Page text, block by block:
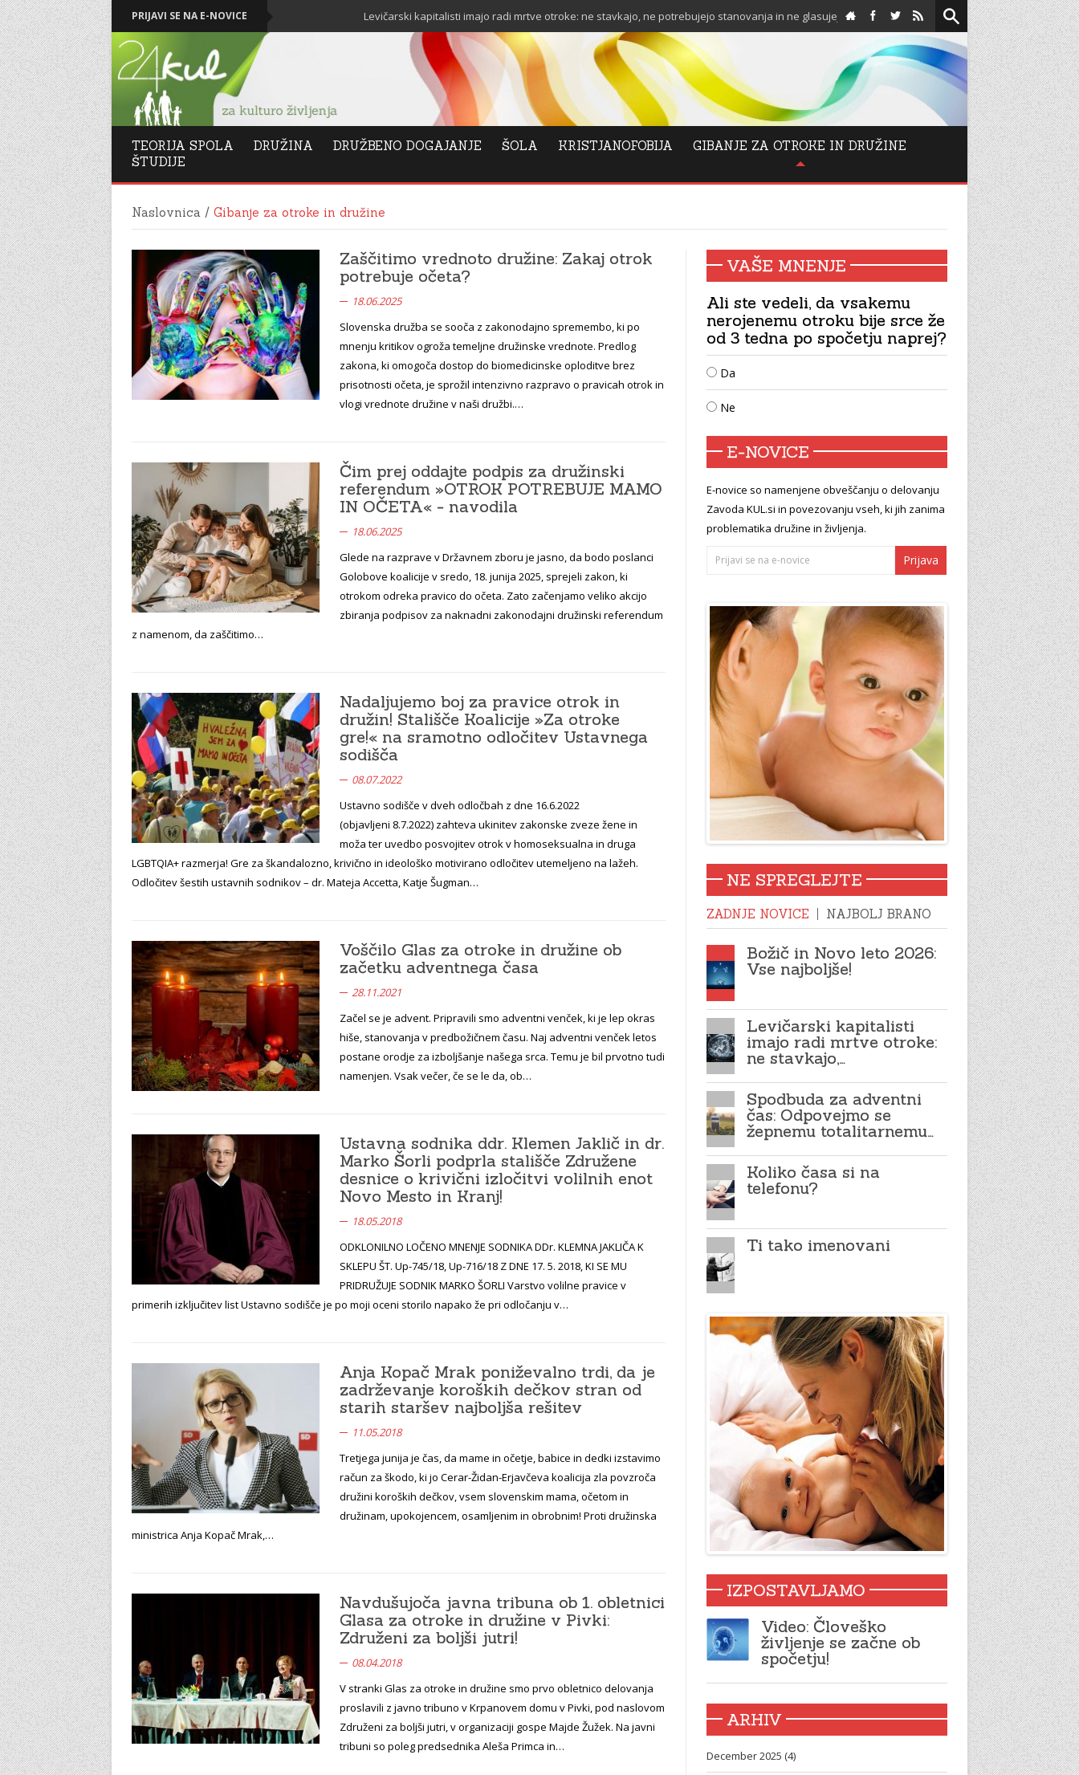
PRIJAVI SE NA E-NOVICE Levičarski kapitalisti imajo radi mrtve otroke: ne stavkajo, ne potrebujejo stanovanja in ne glasujejo proti njim! Spodbuda za adventni čas:
TEORIJA SPOLA DRUŽINA DRUŽBENO DOGAJANJE ŠOLA KRISTJANOFOBIJA
GIBANJE ZA OTROKE IN DRUŽINE
ŠTUDIJE
Naslovnica / Gibanje za otroke in družine
Zaščitimo vrednoto družine: Zakaj otrok
potrebuje očeta?
18.06.2025
Slovenska družba se sooča z zakonodajno spremembo, ki po
mnenju kritikov ogroža temeljne družinske vrednote. Predlog
zakona, ki omogoča dostop do biomedicinske oploditve brez
prisotnosti očeta, je sprožil intenzivno razpravo o pravicah otrok in
vlogi vrednote družine v naši družbi.…
Čim prej oddajte podpis za družinski
referendum »OTROK POTREBUJE MAMO
IN OČETA« - navodila
18.06.2025
Glede na razprave v Državnem zboru je jasno, da bodo poslanci
Golobove koalicije v sredo, 18. junija 2025, sprejeli zakon, ki
otrokom odreka pravico do očeta. Zato začenjamo veliko akcijo
zbiranja podpisov za naknadni zakonodajni družinski referendum
z namenom, da zaščitimo…
Nadaljujemo boj za pravice otrok in
družin! Stališče Koalicije »Za otroke
gre!« na sramotno odločitev Ustavnega
sodišča
08.07.2022
Ustavno sodišče v dveh odločbah z dne 16.6.2022
(objavljeni 8.7.2022) zahteva ukinitev zakonske zveze žene in
moža ter uvedbo posvojitev otrok v homoseksualna in druga
LGBTQIA+ razmerja! Gre za škandalozno, krivično in ideološko motivirano odločitev utemeljeno na lažeh.
Odločitev šestih ustavnih sodnikov – dr. Mateja Accetta, Katje Šugman…
Voščilo Glas za otroke in družine ob
začetku adventnega časa
28.11.2021
Začel se je advent. Pripravili smo adventni venček, ki je lep okras
hiše, stanovanja v predbožičnem času. Naj adventni venček letos
postane orodje za izboljšanje našega srca. Temu je bil prvotno tudi
namenjen. Vsak večer, če se le da, ob…
Ustavna sodnika ddr. Klemen Jaklič in dr.
Marko Šorli podprla stališče Združene
desnice o krivični izločitvi volilnih enot
Novo Mesto in Kranj!
18.05.2018
ODKLONILNO LOČENO MNENJE SODNIKA DDr. KLEMNA JAKLIČA K
SKLEPU ŠT. Up-745/18, Up-716/18 Z DNE 17. 5. 2018, KI SE MU
PRIDRUŽUJE SODNIK MARKO ŠORLI Varstvo volilne pravice v
primerih izključitev list Ustavno sodišče je po moji oceni storilo napako že pri odločanju v…
Anja Kopač Mrak poniževalno trdi, da je
zadrževanje koroških dečkov stran od
starih staršev najboljša rešitev
11.05.2018
Tretjega junija je čas, da mame in očetje, babice in dedki izstavimo
račun za škodo, ki jo Cerar-Židan-Erjavčeva koalicija zla povzroča
družini koroških dečkov, vsem slovenskim mama, očetom in
družinam, upokojencem, osamljenim in obrobnim! Proti družinska
ministrica Anja Kopač Mrak,…
Navdušujoča javna tribuna ob 1. obletnici
Glasa za otroke in družine v Pivki:
Združeni za boljši jutri!
08.04.2018
V stranki Glas za otroke in družine smo prvo obletnico delovanja
proslavili z javno tribuno v Krpanovem domu v Pivki, pod naslovom
Združeni za boljši jutri, v organizaciji gospe Majde Žužek. Na javni
tribuni so poleg predsednika Aleša Primca in…
VAŠE MNENJE
Ali ste vedeli, da vsakemu
nerojenemu otroku bije srce že
od 3 tedna po spočetju naprej?
Da
Ne
E-NOVICE
E-novice so namenjene obveščanju o delovanju
Zavoda KUL.si in povezovanju vseh, ki jih zanima
problematika družine in življenja.
NE SPREGLEJTE
ZADNJE NOVICE NAJBOLJ BRANO
Božič in Novo leto 2026:
Vse najboljše!
Levičarski kapitalisti
imajo radi mrtve otroke:
ne stavkajo,…
Spodbuda za adventni
čas: Odpovejmo se
žepnemu totalitarnemu…
Koliko časa si na
telefonu?
Ti tako imenovani
IZPOSTAVLJAMO
Video: Človeško
življenje se začne ob
spočetju!
ARHIV
December 2025 (4)